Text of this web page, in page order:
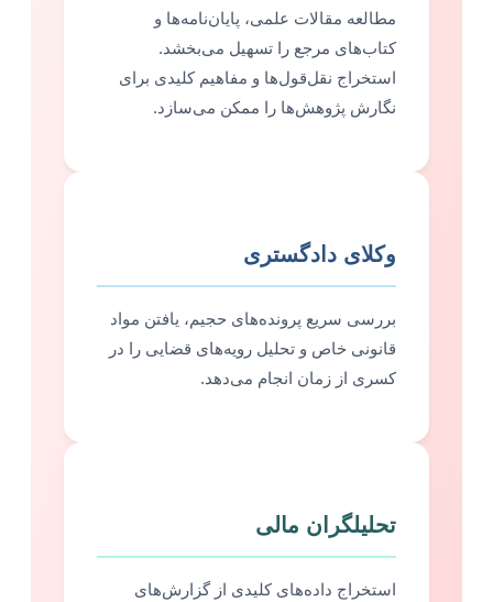
مطالعه مقالات علمی، پایان‌نامه‌ها و
کتاب‌های مرجع را تسهیل می‌بخشد.
استخراج نقل‌قول‌ها و مفاهیم کلیدی برای
نگارش پژوهش‌ها را ممکن می‌سازد.
وکلای دادگستری
بررسی سریع پرونده‌های حجیم، یافتن مواد
قانونی خاص و تحلیل رویه‌های قضایی را در
کسری از زمان انجام می‌دهد.
تحلیلگران مالی
استخراج داده‌های کلیدی از گزارش‌های